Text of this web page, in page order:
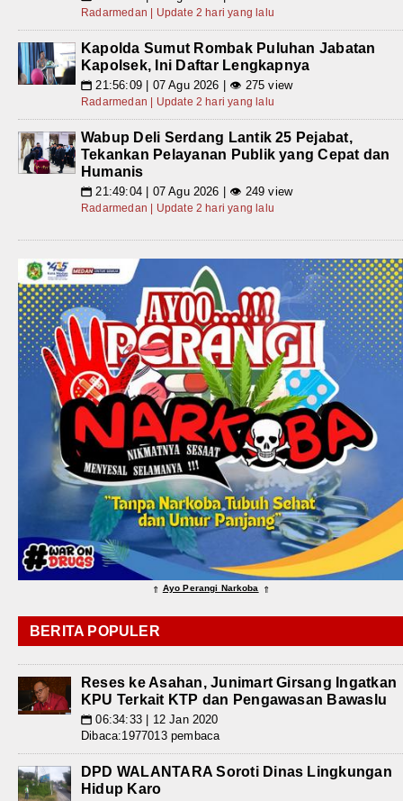
Radarmedan | Update 2 hari yang lalu
Kapolda Sumut Rombak Puluhan Jabatan
Kapolsek, Ini Daftar Lengkapnya
📅 21:56:09 | 07 Agu 2026 | 👁 275 view
Radarmedan | Update 2 hari yang lalu
Wabup Deli Serdang Lantik 25 Pejabat,
Tekankan Pelayanan Publik yang Cepat dan
Humanis
📅 21:49:04 | 07 Agu 2026 | 👁 249 view
Radarmedan | Update 2 hari yang lalu
⇑ Ayo Perangi Narkoba ⇑
BERITA POPULER
Reses ke Asahan, Junimart Girsang Ingatkan
KPU Terkait KTP dan Pengawasan Bawaslu
📅 06:34:33 | 12 Jan 2020
Dibaca:1977013 pembaca
DPD WALANTARA Soroti Dinas Lingkungan
Hidup Karo